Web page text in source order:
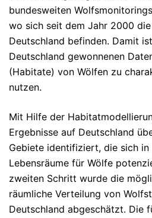
bundesweiten
wo sich seit dem Jahr 2000
Deutschland befinden. Damit
Deutschland gewonnenen
(Habitate) von Wölfen zu
nutzen.
Mit Hilfe der
Ergebnisse auf Deutschland
Gebiete identifiziert, die sich in
Lebensräume für Wölfe
zweiten Schritt wurde die
räumliche Verteilung von
Deutschland abgeschätzt. Die